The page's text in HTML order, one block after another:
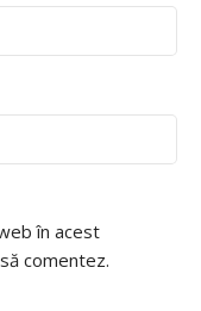
în acest
comentez.